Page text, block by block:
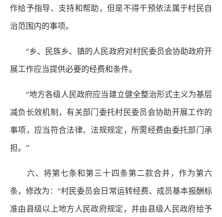
作给予指导、支持和帮助，但是不得干预依法属于村民自
治范围内的事项。
“乡、民族乡、镇的人民政府对村民委员会协助政府开
展工作应当提供必要的经费和条件。
“地方各级人民政府应当建立健全整治形式主义为基层
减负长效机制，有关部门委托村民委员会协助开展工作的
事项，应当符合法律、法规规定，所需经费由委托部门承
担。”
六、将第七条和第三十四条第二款合并，作为第六
条，修改为：“村民委员会日常运转经费、成员基本报酬标
准由县级以上地方人民政府规定，并由县级人民政府给予